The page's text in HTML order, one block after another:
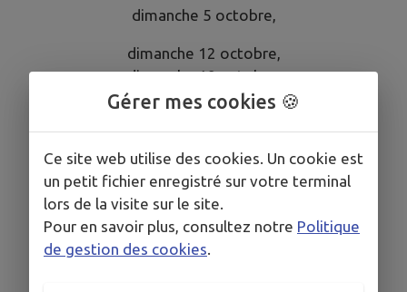
dimanche 5 octobre,
dimanche 12 octobre,
dimanche 19 octobre,
dimanche 26 octobre
NOVEMBRE 2025 :
dimanche 2 novembre,
dimanche 9 novembre,
dimanche 16 novembre,
Gérer mes cookies 🍪
Ce site web utilise des cookies. Un cookie est
un petit fichier enregistré sur votre terminal
lors de la visite sur le site.
Pour en savoir plus, consultez notre Politique
de gestion des cookies.